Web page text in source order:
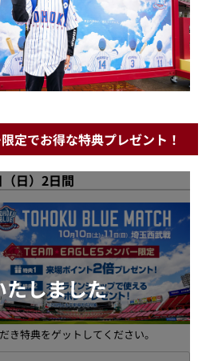
定でお得な特典プレゼント！
たしました
日）2日間
き特典をゲットしてください。